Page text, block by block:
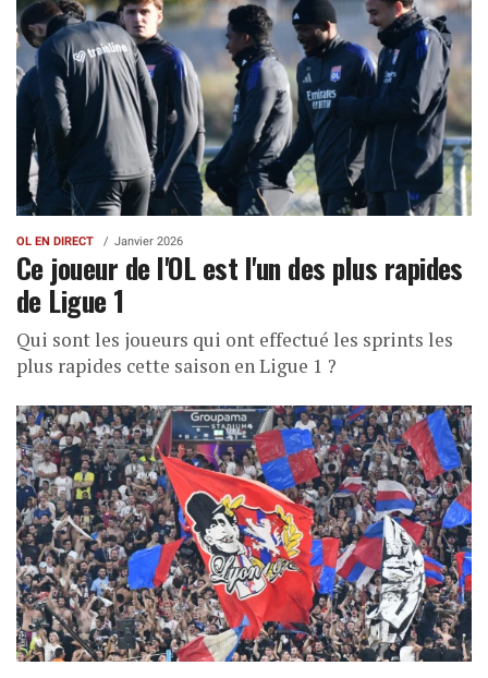
OL EN DIRECT Janvier 2026
Ce joueur de l'OL est l'un des plus rapides
de Ligue 1
Qui sont les joueurs qui ont effectué les sprints les
plus rapides cette saison en Ligue 1 ?